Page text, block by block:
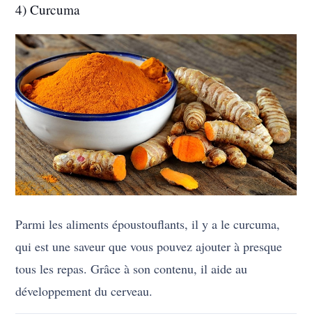
4) Curcuma
Parmi les aliments époustouflants, il y a le curcuma,
qui est une saveur que vous pouvez ajouter à presque
tous les repas. Grâce à son contenu, il aide au
développement du cerveau.